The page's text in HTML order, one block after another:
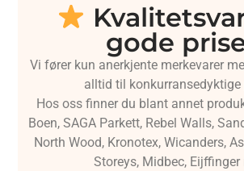
gode
Vi fører kun anerkjente merkevarer
alltid til konkurransedyktige
Hos oss finner du blant annet
Boen, SAGA Parkett, Rebel Walls,
North Wood, Kronotex, Wicanders,
Storeys, Midbec, Eijffinger